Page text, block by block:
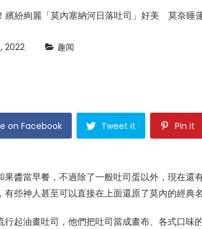
2022 趣闻
on Facebook Tweet it Pin it
果醬當早餐，不過除了一般吐司蛋以外，現在還
有些神人甚至可以直接在上面還原了莫內的經典
行起油畫吐司，他們把吐司當成畫布、各式口味